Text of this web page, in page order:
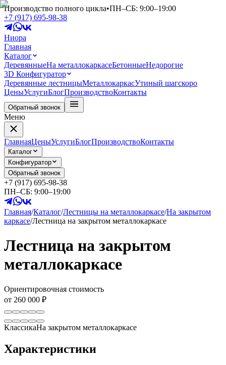
Производство полного цикла•ПН–СБ: 9:00–19:00
+7 (917) 695-98-38
Ниора
Главная
Каталог
ДеревянныеНа металлокаркасеБетонныеНедорогие
3D Конфигуратор
Деревянные лестницыМеталлокаркасУтиный шагскоро
ЦеныУслугиБлогПроизводствоКонтакты
Обратный звонок
Меню
ГлавнаяЦеныУслугиБлогПроизводствоКонтакты
Каталог
Конфигуратор
Обратный звонок
+7 (917) 695-98-38
ПН–СБ: 9:00–19:00
Главная/Каталог/Лестницы на металлокаркасе/На закрытом
каркасе/Лестница на закрытом металлокаркасе
Лестница на закрытом
металлокаркасе
Ориентировочная стоимость
от 260 000 ₽
КлассикаНа закрытом металлокаркасе
Характеристики